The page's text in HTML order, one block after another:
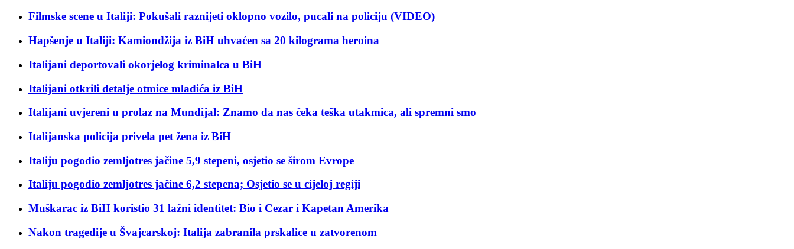
Filmske scene u Italiji: Pokušali raznijeti oklopno vozilo, pucali na policiju (VIDEO)
Hapšenje u Italiji: Kamiondžija iz BiH uhvaćen sa 20 kilograma heroina
Italijani deportovali okorjelog kriminalca u BiH
Italijani otkrili detalje otmice mladića iz BiH
Italijani uvjereni u prolaz na Mundijal: Znamo da nas čeka teška utakmica, ali spremni smo
Italijanska policija privela pet žena iz BiH
Italiju pogodio zemljotres jačine 5,9 stepeni, osjetio se širom Evrope
Italiju pogodio zemljotres jačine 6,2 stepena; Osjetio se u cijeloj regiji
Muškarac iz BiH koristio 31 lažni identitet: Bio i Cezar i Kapetan Amerika
Nakon tragedije u Švajcarskoj: Italija zabranila prskalice u zatvorenom